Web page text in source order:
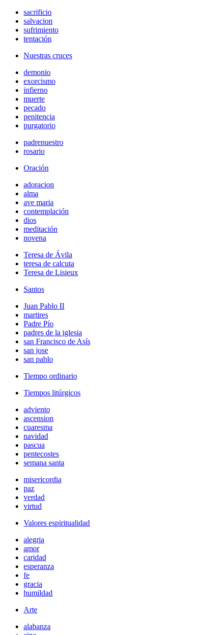
sacrificio
salvacion
sufrimiento
tentación
Nuestras cruces
demonio
exorcismo
infierno
muerte
pecado
penitencia
purgatorio
padrenuestro
rosario
Oración
adoracion
alma
ave maria
contemplación
dios
meditación
novena
Teresa de Ávila
teresa de calcuta
Teresa de Lisieux
Santos
Juan Pablo II
martires
Padre Pío
padres de la iglesia
san Francisco de Asís
san jose
san pablo
Tiempo ordinario
Tiempos litúrgicos
adviento
ascension
cuaresma
navidad
pascua
pentecostes
semana santa
misericordia
paz
verdad
virtud
Valores espiritualidad
alegria
amor
caridad
esperanza
fe
gracia
humildad
Arte
alabanza